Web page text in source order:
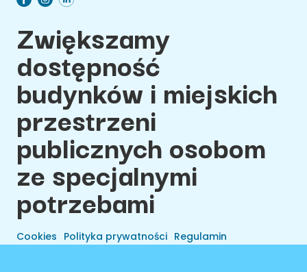
Zwiększamy
dostępność
budynków i miejskich
przestrzeni
publicznych osobom
ze specjalnymi
potrzebami
Cookies Polityka prywatności Regulamin